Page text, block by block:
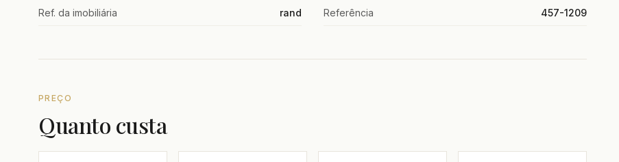
Ref. da imobiliária rand Referência 457-1209
PREÇO
Quanto custa